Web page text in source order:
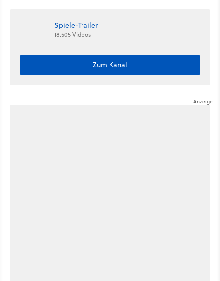
Spiele-Trailer
18.505 Videos
Zum Kanal